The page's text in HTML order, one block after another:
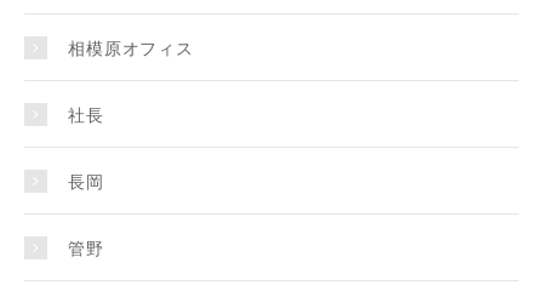
相模原オフィス
社長
長岡
管野